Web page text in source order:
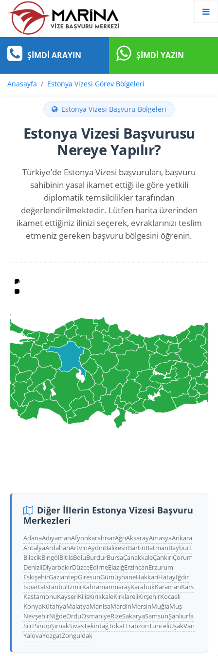
ŞIMDI ARAYIN ŞIMDI YAZIN
Anasayfa Estonya Vizesi Görev Bölgeleri
Estonya Vizesi Başvuru Bölgeleri
Estonya Vizesi Başvurusu
Nereye Yapılır?
Türkiye’de Estonya Vizesi başvuruları, başvuru
sahibinin yasal ikamet ettiği ile göre yetkili
diplomatik temsilcilikler tarafından
değerlendirilmektedir. Lütfen harita üzerinden
ikamet ettiğiniz ilinizi seçerek, evraklarınızı teslim
etmeniz gereken başvuru bölgesini öğrenin.
+
−
Diğer İllerin Estonya Vizesi Başvuru
Merkezleri
AdanaAdıyamanAfyonkarahisarAğrıAksarayAmasyaAnkara
AntalyaArdahanArtvinAydınBalıkesirBartınBatmanBayburt
BilecikBingölBitlisBoluBurdurBursaÇanakkaleÇankırıÇorum
DenizliDiyarbakırDüzceEdirneElazığErzincanErzurum
EskişehirGaziantepGiresunGümüşhaneHakkariHatayIğdır
IspartaİstanbulİzmirKahramanmaraşKarabükKaramanKars
KastamonuKayseriKilisKırıkkaleKırklareliKırşehirKocaeli
KonyaKütahyaMalatyaManisaMardinMersinMuğlaMuş
NevşehirNiğdeOrduOsmaniyeRizeSakaryaSamsunŞanlıurfa
SiirtSinopŞırnakSivasTekirdağTokatTrabzonTunceliUşakVan
YalovaYozgatZonguldak